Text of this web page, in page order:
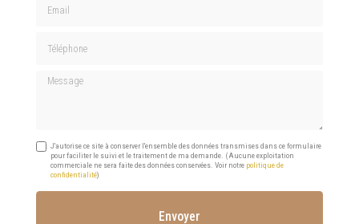
Message
J'autorise ce site à conserver l'ensemble des données transmises dans ce formulaire
pour faciliter le suivi et le traitement de ma demande. (Aucune exploitation
commerciale ne sera faite des données conservées. Voir notre politique de
confidentialité)